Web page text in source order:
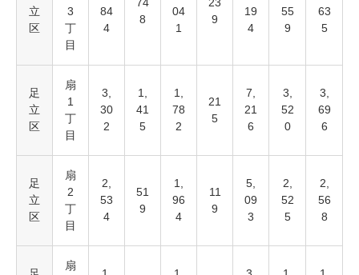
立
区
3
丁
目
84
4
74
8
04
1
23
9
19
4
55
9
63
5
足
立
区
扇
1
丁
目
3,
30
2
1,
41
5
1,
78
2
21
5
7,
21
6
3,
52
0
3,
69
6
足
立
区
扇
2
丁
目
2,
53
4
51
9
1,
96
4
11
9
5,
09
3
2,
52
5
2,
56
8
扇